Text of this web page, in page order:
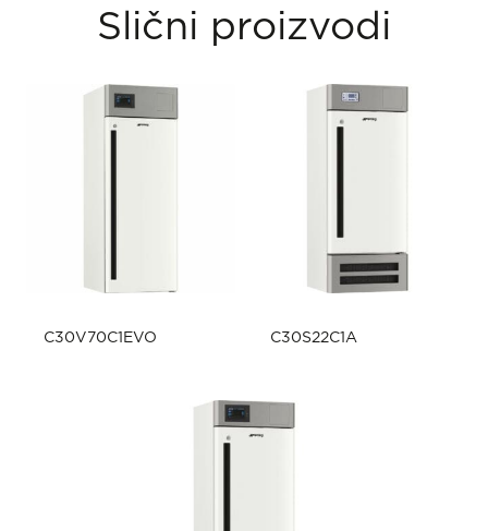
Slični proizvodi
C30V70C1EVO C30S22C1A